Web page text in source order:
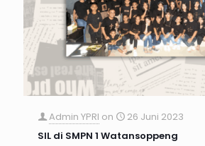
Admin YPRI on
26 Juni 2023
SIL di SMPN 1 Watansoppeng